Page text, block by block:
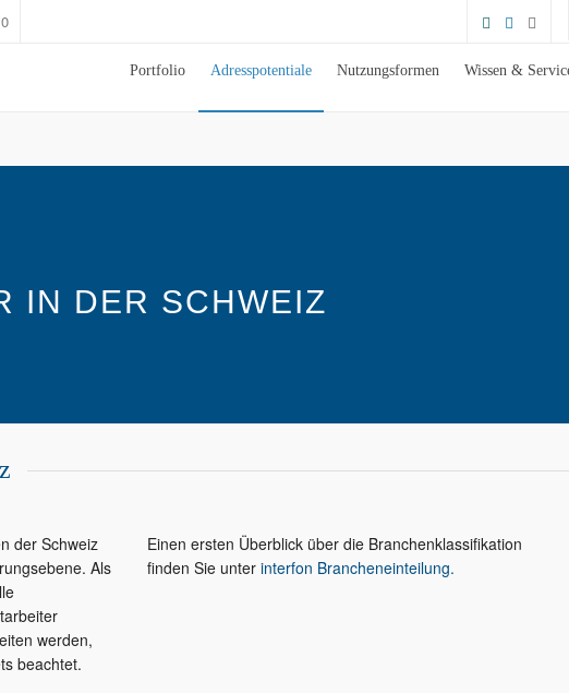
Portfolio Adresspotentiale Nutzungsformen Wissen &
IN DER SCHWEIZ
der Schweiz
Als
werden,
beachtet.
Einen ersten Überblick über die Branchenklassifikation
finden Sie unter interfon Brancheneinteilung.